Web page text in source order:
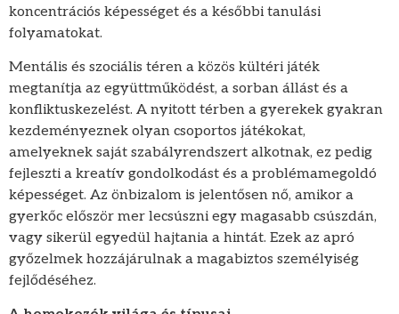
koncentrációs képességet és a későbbi tanulási
folyamatokat.
Mentális és szociális téren a közös kültéri játék
megtanítja az együttműködést, a sorban állást és a
konfliktuskezelést. A nyitott térben a gyerekek gyakran
kezdeményeznek olyan csoportos játékokat,
amelyeknek saját szabályrendszert alkotnak, ez pedig
fejleszti a kreatív gondolkodást és a problémamegoldó
képességet. Az önbizalom is jelentősen nő, amikor a
gyerkőc először mer lecsúszni egy magasabb csúszdán,
vagy sikerül egyedül hajtania a hintát. Ezek az apró
győzelmek hozzájárulnak a magabiztos személyiség
fejlődéséhez.